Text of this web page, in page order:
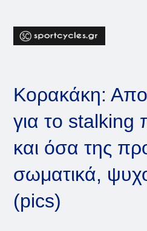
content
Κορακάκη:
για το stalking
και όσα της
σωματικά,
(pics)